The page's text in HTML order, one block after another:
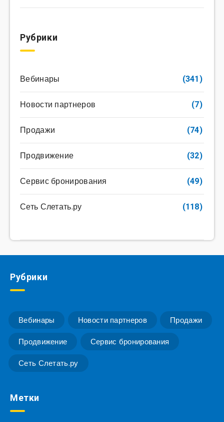
Рубрики
Вебинары (341)
Новости партнеров (7)
Продажи (74)
Продвижение (32)
Сервис бронирования (49)
Сеть Слетать.ру (118)
Рубрики
Вебинары Новости партнеров Продажи
Продвижение Сервис бронирования
Сеть Слетать.ру
Метки